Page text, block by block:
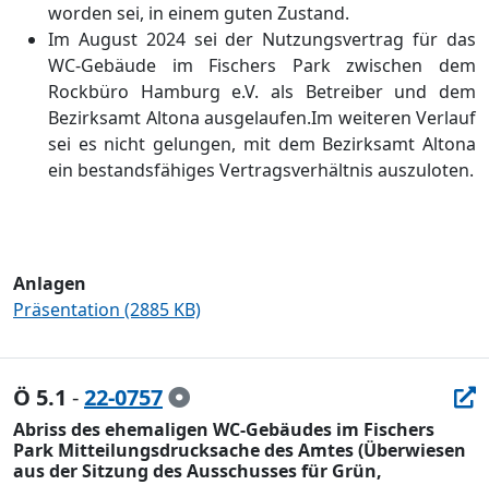
worden sei, in einem guten Zustand.
Im August 2024 sei der Nutzungsvertrag für das
WC-Gebäude im Fischers Park zwischen dem
Rockbüro Hamburg e.V. als Betreiber und dem
Bezirksamt Altona ausgelaufen.Im weiteren Verlauf
sei es nicht gelungen, mit dem Bezirksamt Altona
ein bestandsfähiges Vertragsverhältnis auszuloten.
Anlagen
Präsentation (2885 KB)
Ö 5.1 -22-0757
Abriss des ehemaligen WC-Gebäudes im Fischers
Park Mitteilungsdrucksache des Amtes (Überwiesen
aus der Sitzung des Ausschusses für Grün,